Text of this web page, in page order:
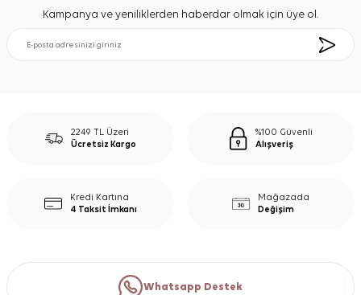
Kampanya ve yeniliklerden haberdar olmak için üye ol.
2249 TL Üzeri
Ücretsiz Kargo
%100 Güvenli
Alışveriş
Kredi Kartına
4 Taksit İmkanı
Mağazada
Değişim
Whatsapp Destek